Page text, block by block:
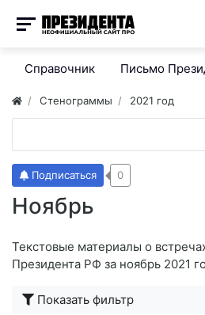
Справочник Письмо
Стенограммы 2021 год
Ноябрь
Подписаться 0
Текстовые материалы о
Президента РФ за ноябрь 2021
Показать фильтр